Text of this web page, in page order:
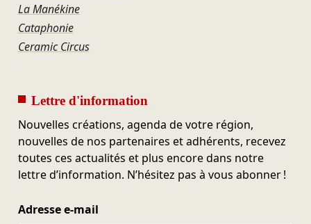
La Manékine
Cataphonie
Ceramic Circus
Lettre d'information
Nouvelles créations, agenda de votre région,
nouvelles de nos partenaires et adhérents, recevez
toutes ces actualités et plus encore dans notre
lettre d’information. N’hésitez pas à vous abonner !
Adresse e-mail